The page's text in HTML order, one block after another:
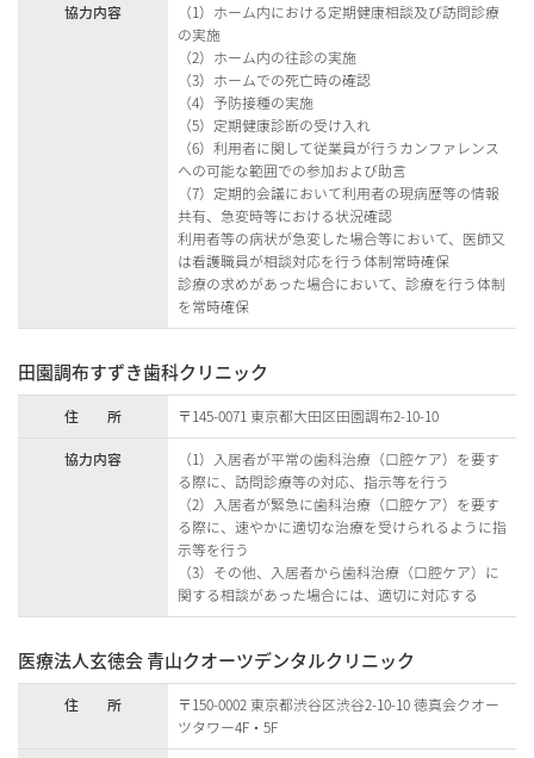
協力内容
（1）ホーム内における定期健康相談及び訪問診療
の実施
（2）ホーム内の往診の実施
（3）ホームでの死亡時の確認
（4）予防接種の実施
（5）定期健康診断の受け入れ
（6）利用者に関して従業員が行うカンファレンス
への可能な範囲での参加および助言
（7）定期的会議において利用者の現病歴等の情報
共有、急変時等における状況確認
利用者等の病状が急変した場合等において、医師又
は看護職員が相談対応を行う体制常時確保
診療の求めがあった場合において、診療を行う体制
を常時確保
田園調布すずき歯科クリニック
住 所
〒145-0071 東京都大田区田園調布2-10-10
協力内容
（1）入居者が平常の歯科治療（口腔ケア）を要す
る際に、訪問診療等の対応、指示等を行う
（2）入居者が緊急に歯科治療（口腔ケア）を要す
る際に、速やかに適切な治療を受けられるように指
示等を行う
（3）その他、入居者から歯科治療（口腔ケア）に
関する相談があった場合には、適切に対応する
医療法人玄徳会 青山クオーツデンタルクリニック
住 所
〒150-0002 東京都渋谷区渋谷2-10-10 徳真会クオー
ツタワー4F・5F